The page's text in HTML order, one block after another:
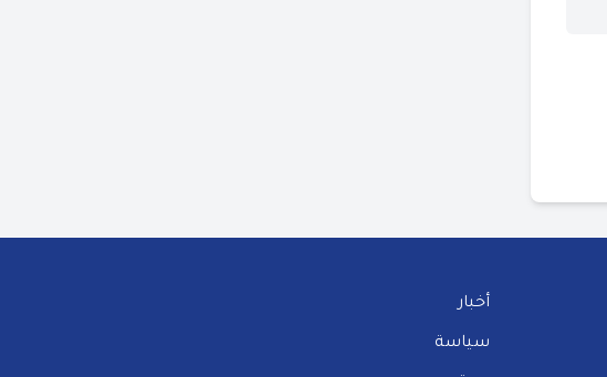
أخبار
سياسة